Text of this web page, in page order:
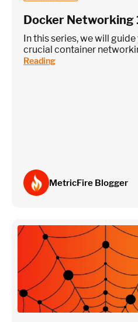
Custom metrics are defined and
Heroku Applications
Docker Networking
In this series, we will
crucial container
Reading
MetricFire Blogger